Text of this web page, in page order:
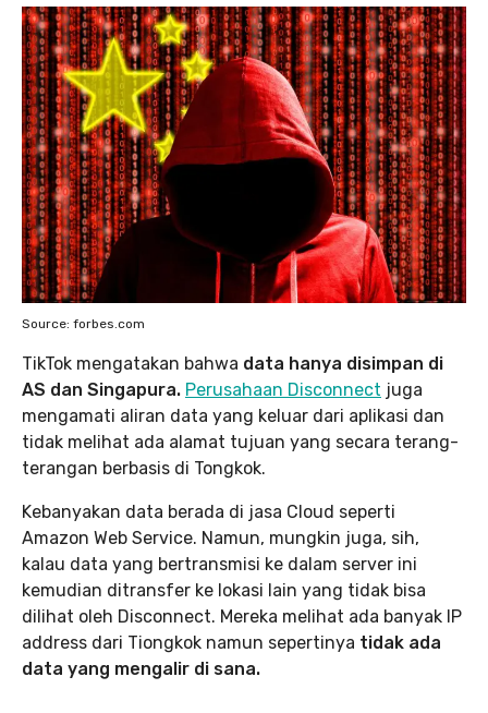
Source: forbes.com
TikTok mengatakan bahwa data hanya disimpan di
AS dan Singapura. Perusahaan Disconnect juga
mengamati aliran data yang keluar dari aplikasi dan
tidak melihat ada alamat tujuan yang secara terang-
terangan berbasis di Tongkok.
Kebanyakan data berada di jasa Cloud seperti
Amazon Web Service. Namun, mungkin juga, sih,
kalau data yang bertransmisi ke dalam server ini
kemudian ditransfer ke lokasi lain yang tidak bisa
dilihat oleh Disconnect. Mereka melihat ada banyak IP
address dari Tiongkok namun sepertinya tidak ada
data yang mengalir di sana.